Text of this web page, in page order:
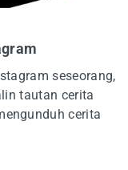
seseorang,
tautan cerita
cerita